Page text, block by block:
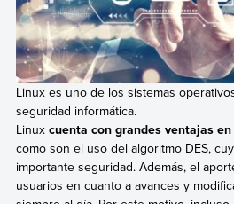
Linux es uno de los sistemas
seguridad informática.
Linux cuenta con grandes ventajas
como son el uso del algoritmo DES,
importante seguridad. Además, el
usuarios en cuanto a avances y